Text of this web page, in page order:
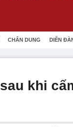
CHÂN DUNG DIỄN
khi